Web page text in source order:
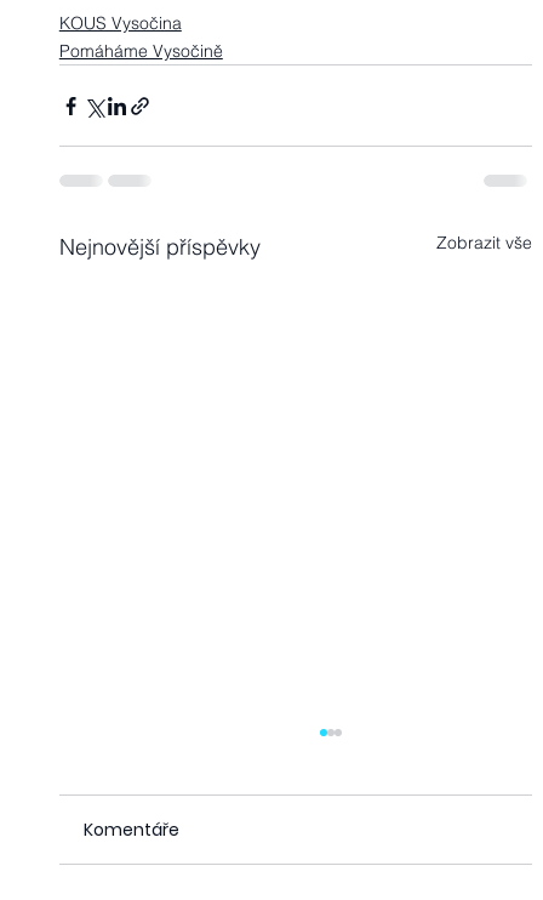
KOUS Vysočina
Pomáháme Vysočině
Nejnovější příspěvky Zobrazit vše
Komentáře